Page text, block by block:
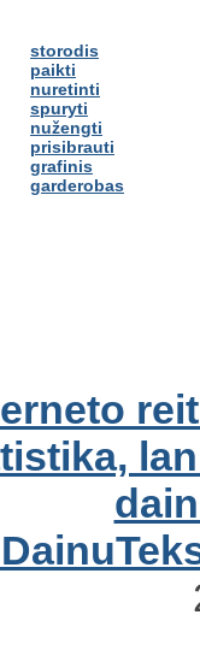
storodis
paikti
nuretinti
spuryti
nužengti
prisibrauti
grafinis
garderobas